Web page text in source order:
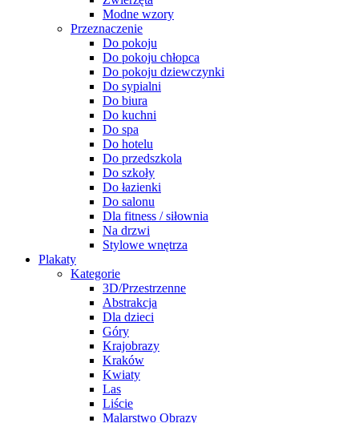
Modne wzory
Przeznaczenie
Do pokoju
Do pokoju chłopca
Do pokoju dziewczynki
Do sypialni
Do biura
Do kuchni
Do spa
Do hotelu
Do przedszkola
Do szkoły
Do łazienki
Do salonu
Dla fitness / siłownia
Na drzwi
Stylowe wnętrza
Plakaty
Kategorie
3D/Przestrzenne
Abstrakcja
Dla dzieci
Góry
Krajobrazy
Kraków
Kwiaty
Las
Liście
Malarstwo Obrazy